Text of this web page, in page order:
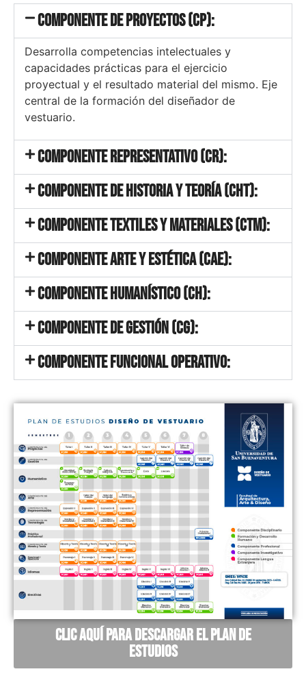
Componente de Proyectos (CP):
Desarrolla competencias intelectuales y
capacidades prácticas para el ejercicio
proyectual y el resultado material del mismo. Eje
central de la formación del diseñador de
vestuario.
Componente Representativo (CR):
Componente de Historia y Teoría (CHT):
Componente Textiles y Materiales (CTM):
Componente Arte y Estética (CAE):
Componente Humanístico (CH):
Componente de Gestión (CG):
COMPONENTE FUNCIONAL OPERATIVO:
Clic aquí para descargar el plan de
estudios